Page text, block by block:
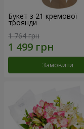
Букет з 21 кремової
троянди
1 764 грн
Замовити